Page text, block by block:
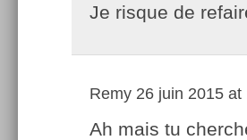
Je risque de
Remy 26 juin 2015 at
Ah mais tu